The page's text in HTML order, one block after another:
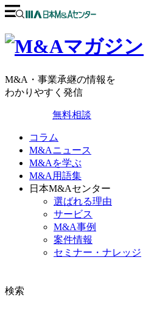
M&A・事業承継の情報を
わかりやすく発信
無料相談
コラム
M&Aニュース
M&Aを学ぶ
M&A用語集
日本M&Aセンター
選ばれる理由
サービス
M&A事例
案件情報
セミナー・ナレッジ
検索